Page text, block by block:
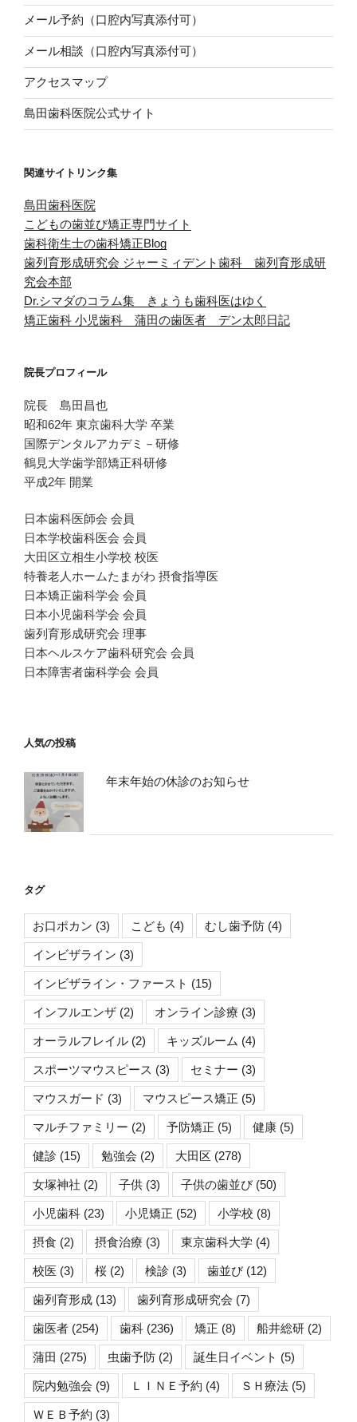
メール予約（口腔内写真添付可）
メール相談（口腔内写真添付可）
アクセスマップ
島田歯科医院公式サイト
関連サイトリンク集
島田歯科医院
こどもの歯並び矯正専門サイト
歯科衛生士の歯科矯正Blog
歯列育形成研究会 ジャーミィデント歯科 歯列育形成研
究会本部
Dr.シマダのコラム集 きょうも歯科医はゆく
矯正歯科 小児歯科 蒲田の歯医者 デン太郎日記
院長プロフィール
院長 島田昌也
昭和62年 東京歯科大学 卒業
国際デンタルアカデミ－研修
鶴見大学歯学部矯正科研修
平成2年 開業
日本歯科医師会 会員
日本学校歯科医会 会員
大田区立相生小学校 校医
特養老人ホームたまがわ 摂食指導医
日本矯正歯科学会 会員
日本小児歯科学会 会員
歯列育形成研究会 理事
日本ヘルスケア歯科研究会 会員
日本障害者歯科学会 会員
人気の投稿
年末年始の休診のお知らせ
タグ
お口ポカン (3) こども (4) むし歯予防 (4)
インビザライン (3)
インビザライン・ファースト (15)
インフルエンザ (2) オンライン診療 (3)
オーラルフレイル (2) キッズルーム (4)
スポーツマウスピース (3) セミナー (3)
マウスガード (3) マウスピース矯正 (5)
マルチファミリー (2) 予防矯正 (5) 健康 (5)
健診 (15) 勉強会 (2) 大田区 (278)
女塚神社 (2) 子供 (3) 子供の歯並び (50)
小児歯科 (23) 小児矯正 (52) 小学校 (8)
摂食 (2) 摂食治療 (3) 東京歯科大学 (4)
校医 (3) 桜 (2) 検診 (3) 歯並び (12)
歯列育形成 (13) 歯列育形成研究会 (7)
歯医者 (254) 歯科 (236) 矯正 (8) 船井総研 (2)
蒲田 (275) 虫歯予防 (2) 誕生日イベント (5)
院内勉強会 (9) ＬＩＮＥ予約 (4) ＳＨ療法 (5)
ＷＥＢ予約 (3)